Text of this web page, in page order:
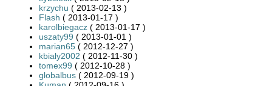
krzychu ( 2013-02-13 )
Flash ( 2013-01-17 )
karolbiegacz ( 2013-01-17 )
uszaty99 ( 2013-01-01 )
marian65 ( 2012-12-27 )
kbialy2002 ( 2012-11-30 )
tomex99 ( 2012-10-28 )
globalbus ( 2012-09-19 )